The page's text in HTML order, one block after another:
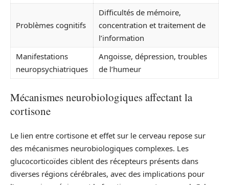
Problèmes cognitifs
Difficultés de mémoire,
concentration et traitement de
l’information
Manifestations
neuropsychiatriques
Angoisse, dépression, troubles
de l’humeur
Mécanismes neurobiologiques affectant la
cortisone
Le lien entre cortisone et effet sur le cerveau repose sur
des mécanismes neurobiologiques complexes. Les
glucocorticoïdes ciblent des récepteurs présents dans
diverses régions cérébrales, avec des implications pour